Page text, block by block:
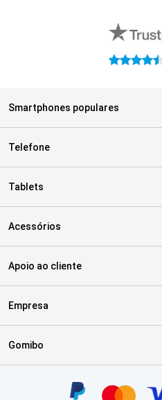
4.5 estrelas
Smartphones populares
Telefone
Tablets
Acessórios
Apoio ao cliente
Empresa
Gomibo